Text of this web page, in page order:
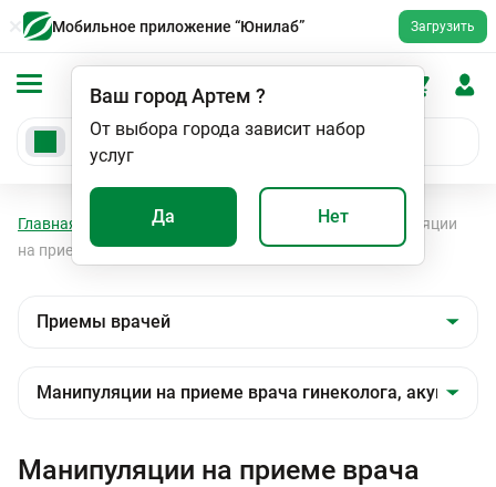
Мобильное приложение “Юнилаб” Загрузить
Ваш городАртем ?
От выбора города зависит набор
услуг
Да Нет
Главная Мед. услуги Приемы врачей
Манипуляции
на приеме врача гинеколога, акушера-гинеколога
Манипуляции на приеме врача